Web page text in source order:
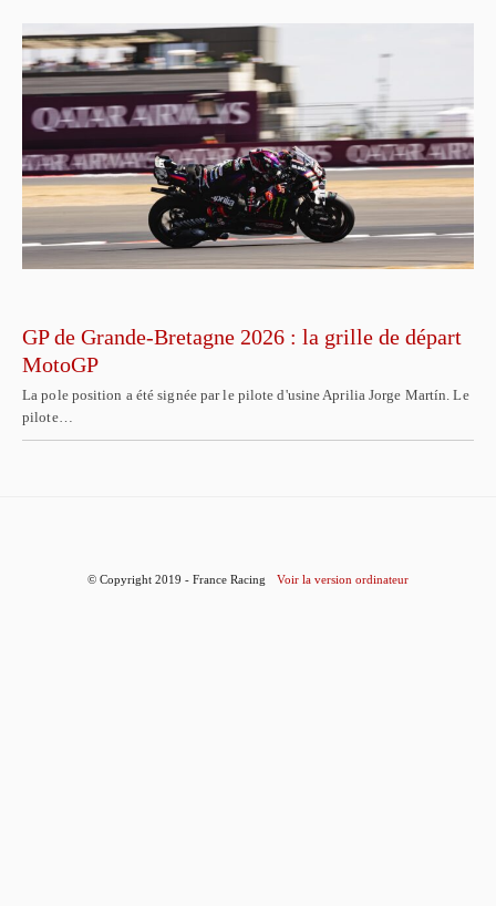
GP de Grande-Bretagne 2026 : la grille de départ
MotoGP
La pole position a été signée par le pilote d'usine Aprilia Jorge Martín. Le
pilote…
© Copyright 2019 - France Racing Voir la version ordinateur